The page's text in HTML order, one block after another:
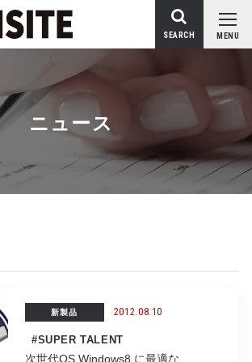
MENU
SEARCH
ニュース
新製品 2012.08.10
#SUPER TALENT
次世代OS Windows8 に最適な